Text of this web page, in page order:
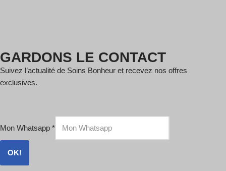
GARDONS LE CONTACT
Suivez l’actualité de Soins Bonheur et recevez nos offres
exclusives.
Mon Whatsapp *
OK!